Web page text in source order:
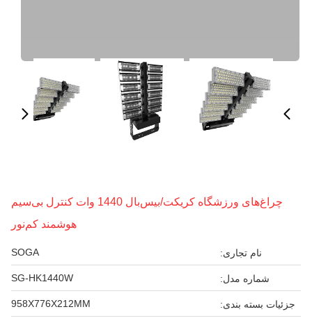
چراغ‌های ورزشگاه کریکت/بیس‌بال 1440 وات کنترل بی‌سیم
هوشمند کم‌نور
نام تجاری: SOGA
شماره مدل: SG-HK1440W
جزئیات بسته بندی: 958X776X212MM